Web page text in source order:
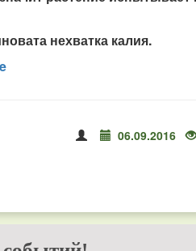
нехватка калия.
06.09.2016